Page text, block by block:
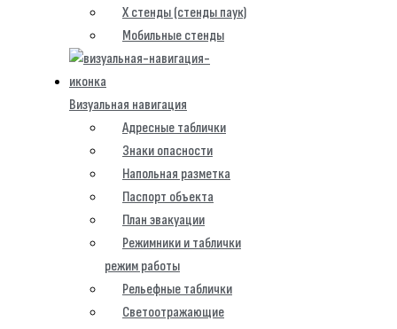
X стенды (стенды паук)
Мобильные стенды
Визуальная навигация
Адресные таблички
Знаки опасности
Напольная разметка
Паспорт объекта
План эвакуации
Режимники и таблички
режим работы
Рельефные таблички
Светоотражающие